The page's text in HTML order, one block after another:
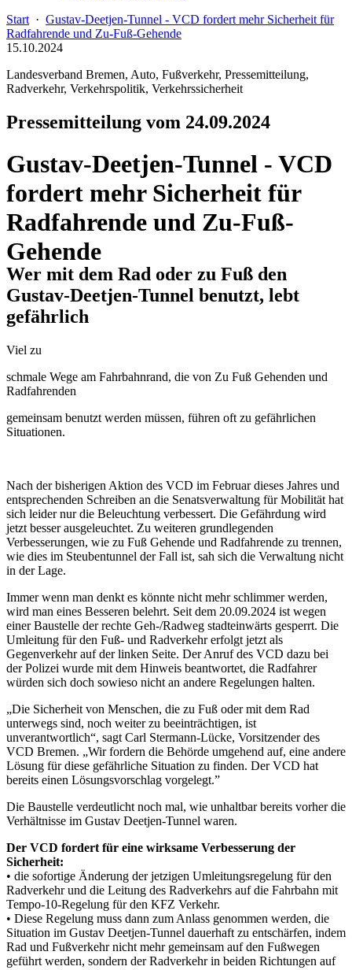
Start · Gustav-Deetjen-Tunnel - VCD fordert mehr Sicherheit für
Radfahrende und Zu-Fuß-Gehende
15.10.2024
Landesverband Bremen, Auto, Fußverkehr, Pressemitteilung,
Radverkehr, Verkehrspolitik, Verkehrssicherheit
Pressemitteilung vom 24.09.2024
Gustav-Deetjen-Tunnel - VCD
fordert mehr Sicherheit für
Radfahrende und Zu-Fuß-
Gehende
Wer mit dem Rad oder zu Fuß den
Gustav-Deetjen-Tunnel benutzt, lebt
gefährlich
Viel zu
schmale Wege am Fahrbahnrand, die von Zu Fuß Gehenden und
Radfahrenden
gemeinsam benutzt werden müssen, führen oft zu gefährlichen
Situationen.
Nach der bisherigen Aktion des VCD im Februar dieses Jahres und
entsprechenden Schreiben an die Senatsverwaltung für Mobilität hat
sich leider nur die Beleuchtung verbessert. Die Gefährdung wird
jetzt besser ausgeleuchtet. Zu weiteren grundlegenden
Verbesserungen, wie zu Fuß Gehende und Radfahrende zu trennen,
wie dies im Steubentunnel der Fall ist, sah sich die Verwaltung nicht
in der Lage.
Immer wenn man denkt es könnte nicht mehr schlimmer werden,
wird man eines Besseren belehrt. Seit dem 20.09.2024 ist wegen
einer Baustelle der rechte Geh-/Radweg stadteinwärts gesperrt. Die
Umleitung für den Fuß- und Radverkehr erfolgt jetzt als
Gegenverkehr auf der linken Seite. Der Anruf des VCD dazu bei
der Polizei wurde mit dem Hinweis beantwortet, die Radfahrer
würden sich doch sowieso nicht an andere Regelungen halten.
„Die Sicherheit von Menschen, die zu Fuß oder mit dem Rad
unterwegs sind, noch weiter zu beeinträchtigen, ist
unverantwortlich“, sagt Carl Stermann-Lücke, Vorsitzender des
VCD Bremen. „Wir fordern die Behörde umgehend auf, eine andere
Lösung für diese gefährliche Situation zu finden. Der VCD hat
bereits einen Lösungsvorschlag vorgelegt.”
Die Baustelle verdeutlicht noch mal, wie unhaltbar bereits vorher die
Verhältnisse im Gustav Deetjen-Tunnel waren.
Der VCD fordert für eine wirksame Verbesserung der
Sicherheit:
• die sofortige Änderung der jetzigen Umleitungsregelung für den
Radverkehr und die Leitung des Radverkehrs auf die Fahrbahn mit
Tempo-10-Regelung für den KFZ Verkehr.
• Diese Regelung muss dann zum Anlass genommen werden, die
Situation im Gustav Deetjen-Tunnel dauerhaft zu entschärfen, indem
Rad und Fußverkehr nicht mehr gemeinsam auf den Fußwegen
geführt werden, sondern der Radverkehr in beiden Richtungen auf